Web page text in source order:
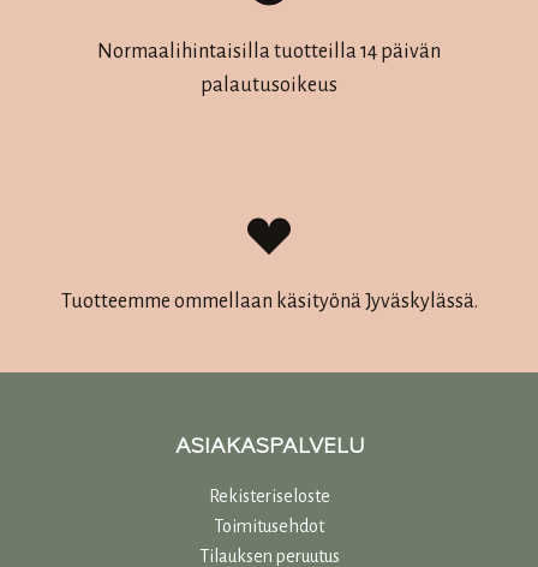
Normaalihintaisilla tuotteilla 14 päivän
palautusoikeus
Tuotteemme ommellaan käsityönä Jyväskylässä.
ASIAKASPALVELU
Rekisteriseloste
Toimitusehdot
Tilauksen peruutus